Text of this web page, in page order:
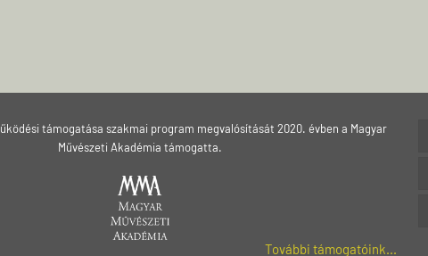
támogatása szakmai program megvalósítását 2020. évben a Magyar
Művészeti Akadémia támogatta.
További támogatóink...